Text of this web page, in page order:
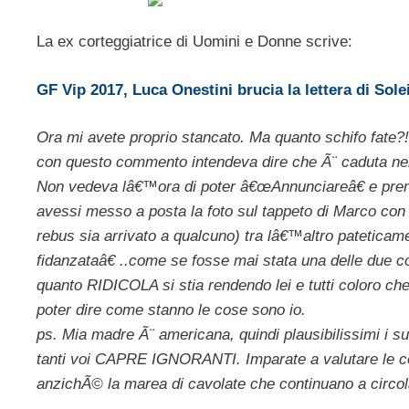
La ex corteggiatrice di Uomini e Donne scrive:
GF Vip 2017, Luca Onestini brucia la lettera di
Ora mi avete proprio stancato. Ma quanto schifo
con questo commento intendeva dire che Ã¨ caduta
Non vedeva lâ€™ora di poter â€œAnnunciareâ€ e
avessi messo a posta la foto sul tappeto di Marco
rebus sia arrivato a qualcuno) tra lâ€™altro
fidanzataâ€ ..come se fosse mai stata una delle due
quanto RIDICOLA si stia rendendo lei e tutti coloro
poter dire come stanno le cose sono io.
ps. Mia madre Ã¨ americana, quindi plausibilissimi i
tanti voi CAPRE IGNORANTI. Imparate a valutare le
anzichÃ© la marea di cavolate che continuano a